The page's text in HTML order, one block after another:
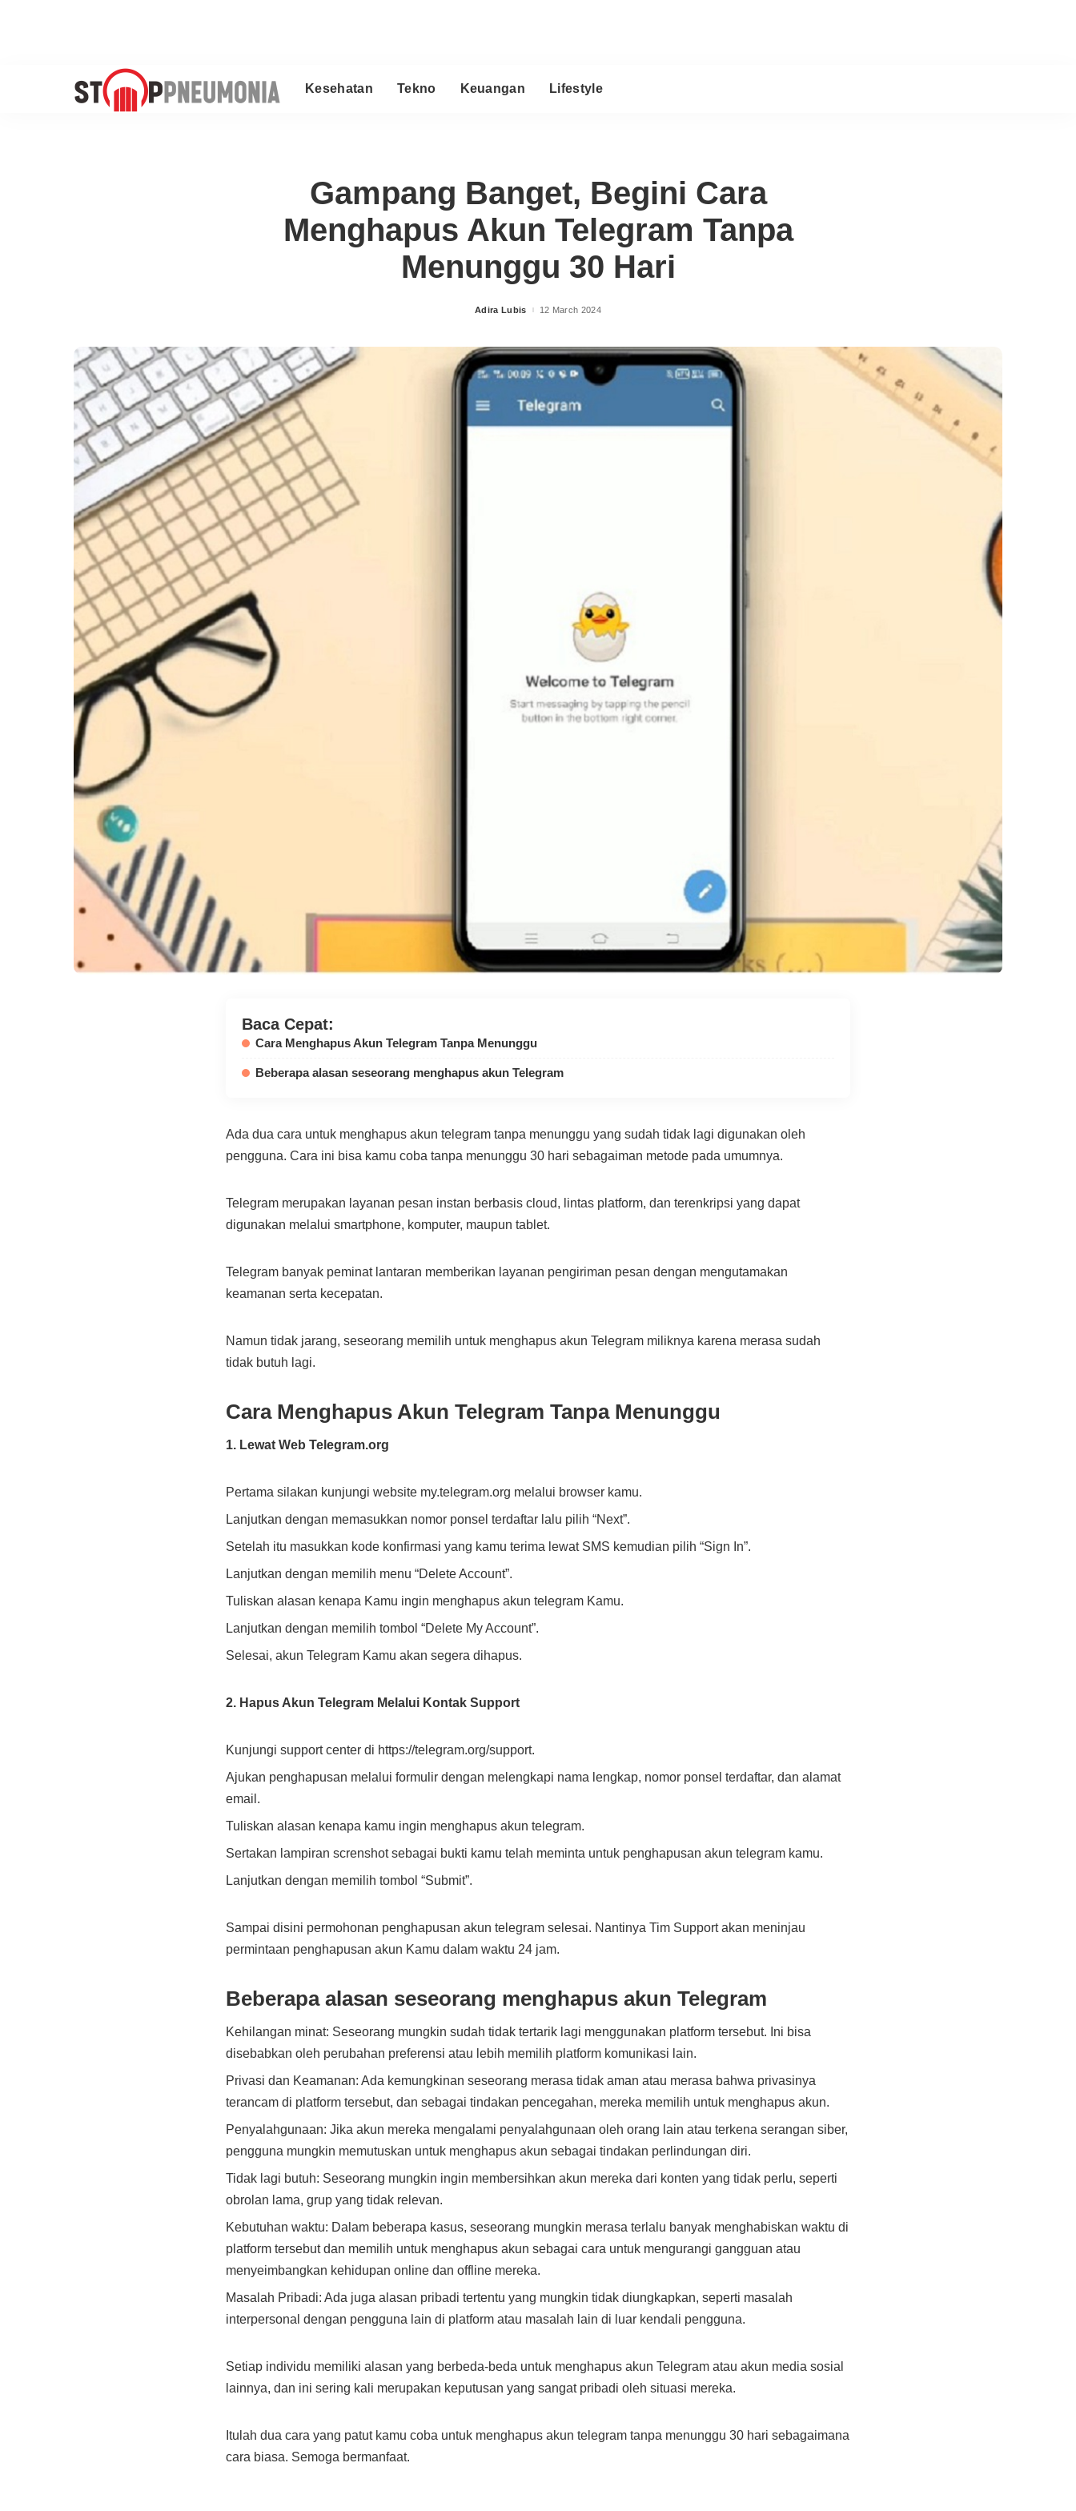
Kesehatan Tekno Keuangan Lifestyle
Gampang Banget, Begini Cara
Menghapus Akun Telegram Tanpa
Menunggu 30 Hari
Posted
Adira Lubis 12 March 2024
Baca Cepat:
Cara Menghapus Akun Telegram Tanpa Menunggu
Beberapa alasan seseorang menghapus akun Telegram
Ada dua cara untuk menghapus akun telegram tanpa menunggu yang sudah tidak lagi digunakan oleh
pengguna. Cara ini bisa kamu coba tanpa menunggu 30 hari sebagaiman metode pada umumnya.
Telegram merupakan layanan pesan instan berbasis cloud, lintas platform, dan terenkripsi yang dapat
digunakan melalui smartphone, komputer, maupun tablet.
Telegram banyak peminat lantaran memberikan layanan pengiriman pesan dengan mengutamakan
keamanan serta kecepatan.
Namun tidak jarang, seseorang memilih untuk menghapus akun Telegram miliknya karena merasa sudah
tidak butuh lagi.
Cara Menghapus Akun Telegram Tanpa Menunggu
1. Lewat Web Telegram.org
Pertama silakan kunjungi website my.telegram.org melalui browser kamu.
Lanjutkan dengan memasukkan nomor ponsel terdaftar lalu pilih “Next”.
Setelah itu masukkan kode konfirmasi yang kamu terima lewat SMS kemudian pilih “Sign In”.
Lanjutkan dengan memilih menu “Delete Account”.
Tuliskan alasan kenapa Kamu ingin menghapus akun telegram Kamu.
Lanjutkan dengan memilih tombol “Delete My Account”.
Selesai, akun Telegram Kamu akan segera dihapus.
2. Hapus Akun Telegram Melalui Kontak Support
Kunjungi support center di https://telegram.org/support.
Ajukan penghapusan melalui formulir dengan melengkapi nama lengkap, nomor ponsel terdaftar, dan alamat
email.
Tuliskan alasan kenapa kamu ingin menghapus akun telegram.
Sertakan lampiran screnshot sebagai bukti kamu telah meminta untuk penghapusan akun telegram kamu.
Lanjutkan dengan memilih tombol “Submit”.
Sampai disini permohonan penghapusan akun telegram selesai. Nantinya Tim Support akan meninjau
permintaan penghapusan akun Kamu dalam waktu 24 jam.
Beberapa alasan seseorang menghapus akun Telegram
Kehilangan minat: Seseorang mungkin sudah tidak tertarik lagi menggunakan platform tersebut. Ini bisa
disebabkan oleh perubahan preferensi atau lebih memilih platform komunikasi lain.
Privasi dan Keamanan: Ada kemungkinan seseorang merasa tidak aman atau merasa bahwa privasinya
terancam di platform tersebut, dan sebagai tindakan pencegahan, mereka memilih untuk menghapus akun.
Penyalahgunaan: Jika akun mereka mengalami penyalahgunaan oleh orang lain atau terkena serangan siber,
pengguna mungkin memutuskan untuk menghapus akun sebagai tindakan perlindungan diri.
Tidak lagi butuh: Seseorang mungkin ingin membersihkan akun mereka dari konten yang tidak perlu, seperti
obrolan lama, grup yang tidak relevan.
Kebutuhan waktu: Dalam beberapa kasus, seseorang mungkin merasa terlalu banyak menghabiskan waktu di
platform tersebut dan memilih untuk menghapus akun sebagai cara untuk mengurangi gangguan atau
menyeimbangkan kehidupan online dan offline mereka.
Masalah Pribadi: Ada juga alasan pribadi tertentu yang mungkin tidak diungkapkan, seperti masalah
interpersonal dengan pengguna lain di platform atau masalah lain di luar kendali pengguna.
Setiap individu memiliki alasan yang berbeda-beda untuk menghapus akun Telegram atau akun media sosial
lainnya, dan ini sering kali merupakan keputusan yang sangat pribadi oleh situasi mereka.
Itulah dua cara yang patut kamu coba untuk menghapus akun telegram tanpa menunggu 30 hari sebagaimana
cara biasa. Semoga bermanfaat.